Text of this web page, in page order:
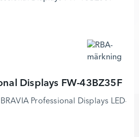
Displays FW-43BZ35F
Professional Displays LED-